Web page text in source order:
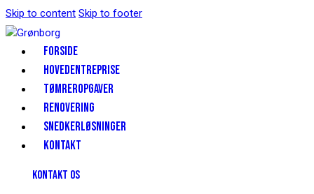
Skip to content Skip to footer
FORSIDE
HOVEDENTREPRISE
TØMREROPGAVER
RENOVERING
SNEDKERLØSNINGER
KONTAKT
KONTAKT OS